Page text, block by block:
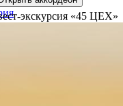
экскурсия «45 ЦЕХ»